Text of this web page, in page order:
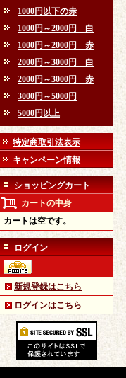
1000円以下の赤
1000円～2000円 白
1000円～2000円 赤
2000円～3000円 白
2000円～3000円 赤
3000円～5000円
5000円以上
特定商取引法表示
キャンペーン情報
ショッピングカート
カートの中身
カートは空です。
ログイン
新規登録はこちら
ログインはこちら